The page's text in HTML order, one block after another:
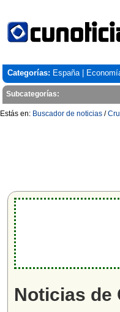
Categorías: España|
Subcategorías:
Estás en: Buscador de noticias /
Noticias de